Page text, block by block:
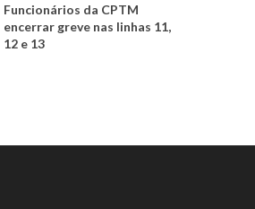
Funcionários da CPTM
encerrar greve nas linhas 11,
12 e 13